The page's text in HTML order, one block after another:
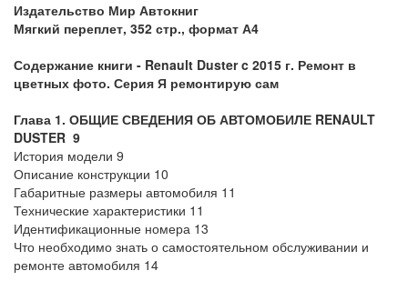
Издательство Мир Автокниг
Мягкий переплет, 352 стр., формат А4
Содержание книги - Renault Duster c 2015 г. Ремонт в
цветных фото. Серия Я ремонтирую сам
Глава 1. ОБЩИЕ СВЕДЕНИЯ ОБ АВТОМОБИЛЕ RENAULT
DUSTER 9
История модели 9
Описание конструкции 10
Габаритные размеры автомобиля 11
Технические характеристики 11
Идентификационные номера 13
Что необходимо знать о самостоятельном обслуживании и
ремонте автомобиля 14